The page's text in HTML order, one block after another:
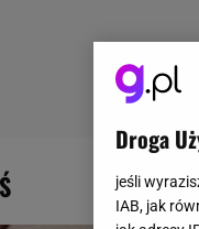
Droga
jeśli
IAB, jak